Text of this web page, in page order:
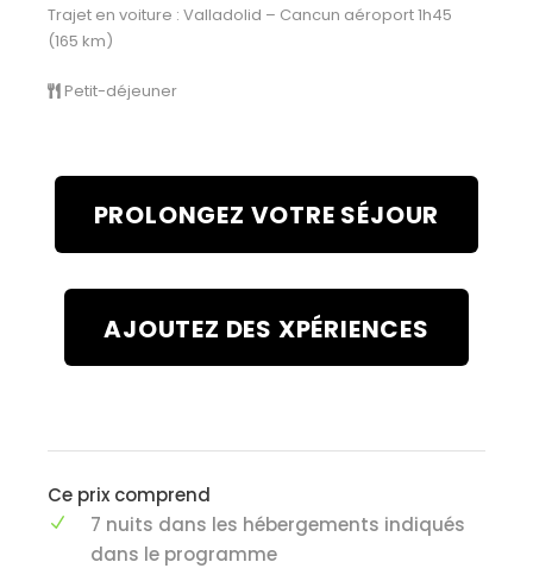
Trajet en voiture : Valladolid – Cancun aéroport 1h45
(165 km)
Petit-déjeuner
PROLONGEZ VOTRE SÉJOUR
AJOUTEZ DES XPÉRIENCES
Ce prix comprend
7 nuits dans les hébergements indiqués
dans le programme